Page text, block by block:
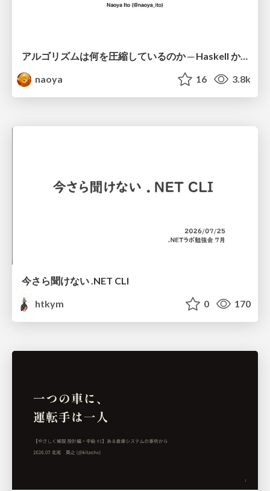
アルゴリズムは何を圧縮しているのか ─ Haskell から育った「圧縮代数」というメンタルモデル
naoya
16 3.8k
今さら聞けない .NET CLI
htkym
0 170